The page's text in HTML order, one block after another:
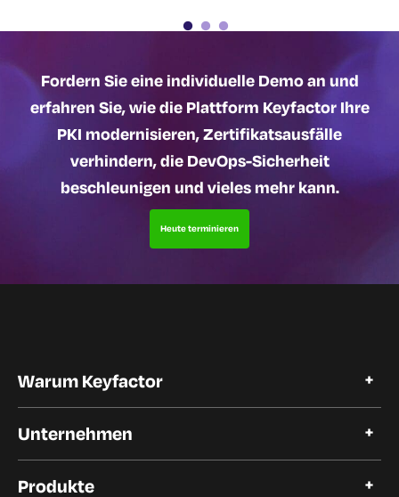
Fordern Sie eine individuelle Demo an und
erfahren Sie, wie die Plattform Keyfactor Ihre
PKI modernisieren, Zertifikatsausfälle
verhindern, die DevOps-Sicherheit
beschleunigen und vieles mehr kann.
Heute terminieren
Warum Keyfactor
Kundengeschichten
Open Source
Vertrauen und Compliance
Unternehmen
Karriere
Produkte